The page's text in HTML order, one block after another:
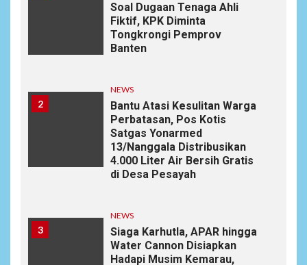
Soal Dugaan Tenaga Ahli
Fiktif, KPK Diminta
Tongkrongi Pemprov
Banten
2
NEWS
Bantu Atasi Kesulitan Warga
Perbatasan, Pos Kotis
Satgas Yonarmed
13/Nanggala Distribusikan
4.000 Liter Air Bersih Gratis
di Desa Pesayah
3
NEWS
Siaga Karhutla, APAR hingga
Water Cannon Disiapkan
Hadapi Musim Kemarau,